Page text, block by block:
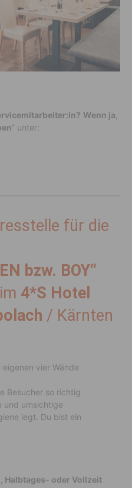
Wenn ja
unter:
für die
bzw. BOY“
4*S Hotel
/ Kärnten
vier Wände
Besucher so richtig
und umsichtige
legt. Du bist ein
Halbtages- oder Vollzeit